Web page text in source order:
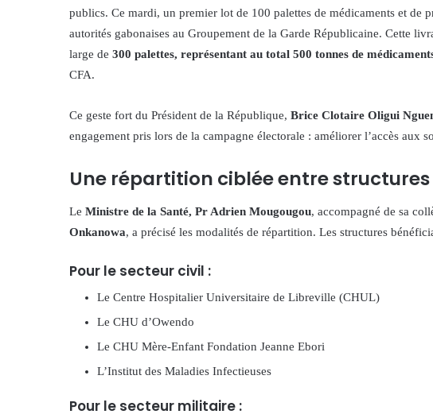
publics. Ce mardi, un premier lot de 100 palettes de médicaments et de
autorités gabonaises au Groupement de la Garde Républicaine. Cette
large de 300 palettes, représentant au total 500 tonnes de
CFA.
Ce geste fort du Président de la République, Brice Clotaire Oligui
engagement pris lors de la campagne électorale : améliorer l’accès aux
Une répartition ciblée entre
Le Ministre de la Santé, Pr Adrien Mougougou, accompagné de sa
Onkanowa, a précisé les modalités de répartition. Les structures
Pour le secteur civil :
Le Centre Hospitalier Universitaire de Libreville (CHUL)
Le CHU d’Owendo
Le CHU Mère-Enfant Fondation Jeanne Ebori
L’Institut des Maladies Infectieuses
Pour le secteur militaire :